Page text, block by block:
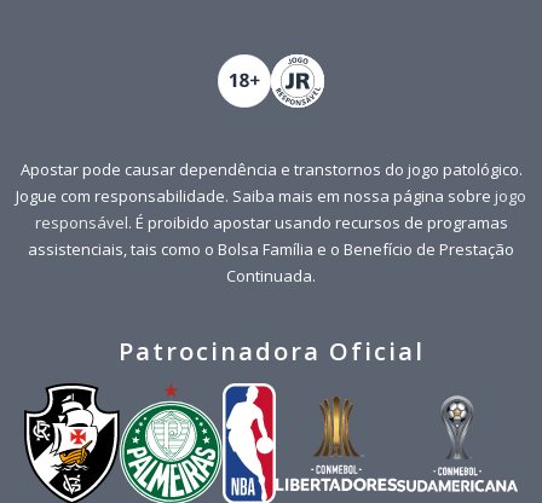
Apostar pode causar dependência e transtornos do jogo patológico.
Jogue com responsabilidade. Saiba mais em nossa página sobre jogo
responsável. É proibido apostar usando recursos de programas
assistenciais, tais como o Bolsa Família e o Benefício de Prestação
Continuada.
Patrocinadora Oficial